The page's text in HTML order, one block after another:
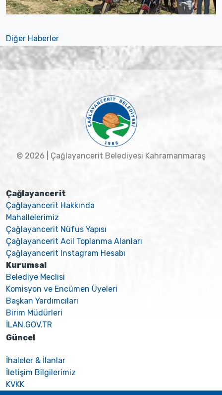
Diğer Haberler
© 2026 | Çağlayancerit Belediyesi Kahramanmaraş
Çağlayancerit
Çağlayancerit Hakkında
Mahallelerimiz
Çağlayancerit Nüfus Yapısı
Çağlayancerit Acil Toplanma Alanları
Çağlayancerit Instagram Hesabı
Kurumsal
Belediye Meclisi
Komisyon ve Encümen Üyeleri
Başkan Yardımcıları
Birim Müdürleri
İLAN.GOV.TR
Güncel
İhaleler & İlanlar
İletişim Bilgilerimiz
KVKK